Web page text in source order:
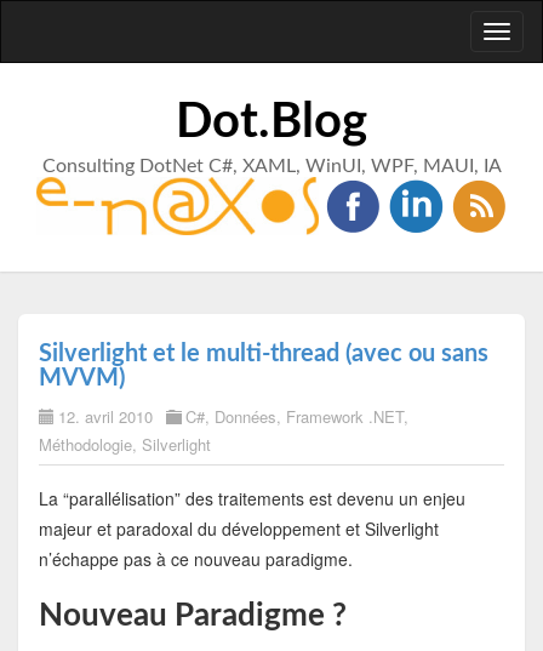
Dot.Blog
Consulting DotNet C#, XAML, WinUI, WPF, MAUI, IA
Silverlight et le multi-thread (avec ou sans
MVVM)
12. avril 2010 C#, Données, Framework .NET,
Méthodologie, Silverlight
La “parallélisation” des traitements est devenu un enjeu
majeur et paradoxal du développement et Silverlight
n’échappe pas à ce nouveau paradigme.
Nouveau Paradigme ?